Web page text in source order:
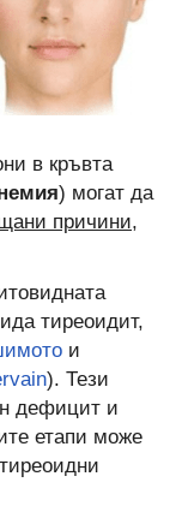
в кръвта
) могат да
причини,
тиреоидит,
и
). Тези
дефицит и
етапи може